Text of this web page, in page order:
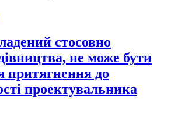
стосовно
не може бути
притягнення до
проектувальника